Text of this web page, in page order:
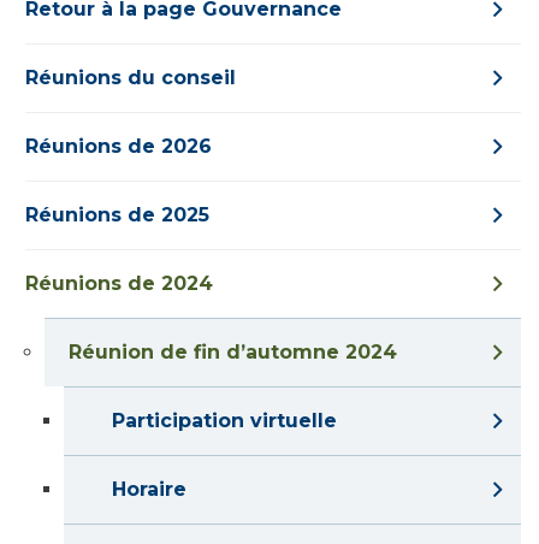
Retour à la page Gouvernance
Réunions du conseil
Réunions de 2026
Réunions de 2025
Réunions de 2024
Réunion de fin d’automne 2024
Participation virtuelle
Horaire